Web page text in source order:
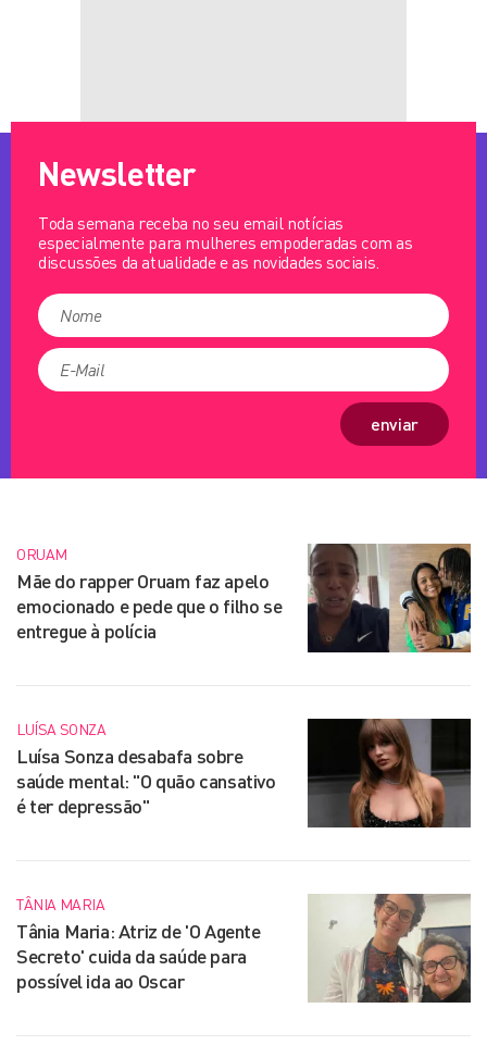
Newsletter
Toda semana receba no seu email notícias
especialmente para mulheres empoderadas com as
discussões da atualidade e as novidades sociais.
enviar
ORUAM
Mãe do rapper Oruam faz apelo
emocionado e pede que o filho se
entregue à polícia
LUÍSA SONZA
Luísa Sonza desabafa sobre
saúde mental: "O quão cansativo
é ter depressão"
TÂNIA MARIA
Tânia Maria: Atriz de 'O Agente
Secreto' cuida da saúde para
possível ida ao Oscar